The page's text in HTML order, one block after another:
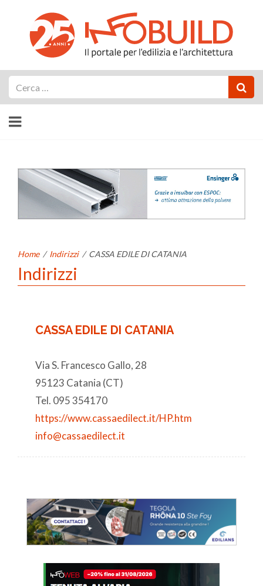
Home / Indirizzi / CASSA EDILE DI CATANIA
Indirizzi
CASSA EDILE DI CATANIA
Via S. Francesco Gallo, 28
95123 Catania (CT)
Tel. 095 354170
https://www.cassaedilect.it/HP.htm
info@cassaedilect.it